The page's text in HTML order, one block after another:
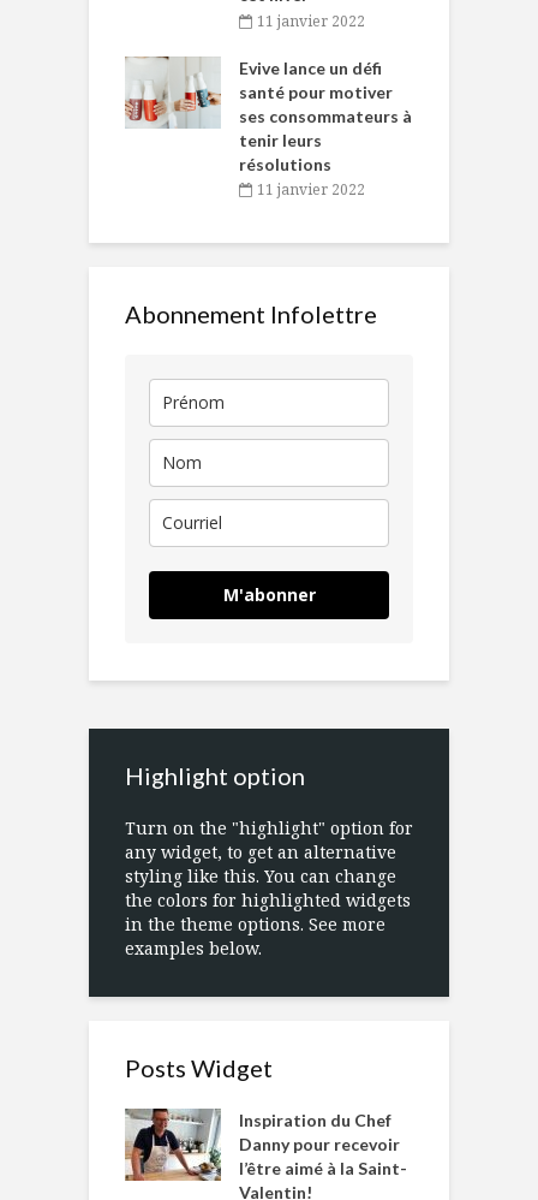
11 janvier 2022
Evive lance un défi
santé pour motiver
ses consommateurs à
tenir leurs
résolutions
11 janvier 2022
Abonnement Infolettre
M'abonner
Highlight option
Turn on the "highlight" option for
any widget, to get an alternative
styling like this. You can change
the colors for highlighted widgets
in the theme options. See more
examples below.
Posts Widget
Inspiration du Chef
Danny pour recevoir
l’être aimé à la Saint-
Valentin!